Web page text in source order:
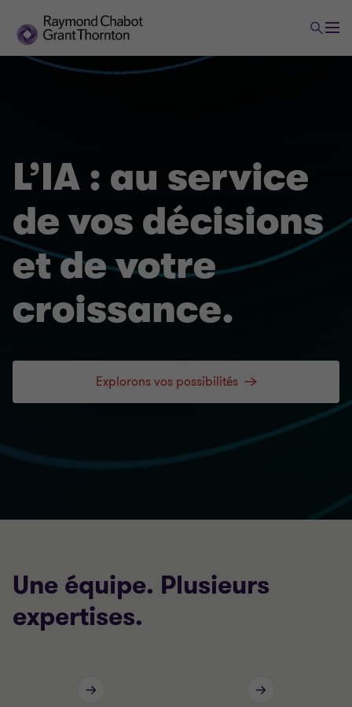
L’IA : au service
de vos décisions
et de votre
croissance.
Explorons vos possibilités
Une équipe. Plusieurs
expertises.